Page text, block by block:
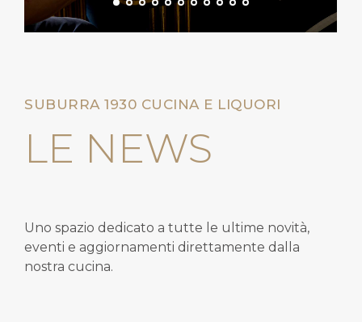
SUBURRA 1930 CUCINA E LIQUORI
LE NEWS
Uno spazio dedicato a tutte le ultime novità,
eventi e aggiornamenti direttamente dalla
nostra cucina.